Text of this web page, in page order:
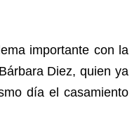
importante con la
Diez, quien ya
día el casamiento